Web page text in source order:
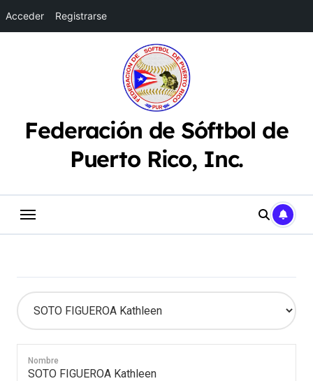
Acceder Registrarse
Federación de Sóftbol de
Puerto Rico, Inc.
Nombre
SOTO FIGUEROA Kathleen